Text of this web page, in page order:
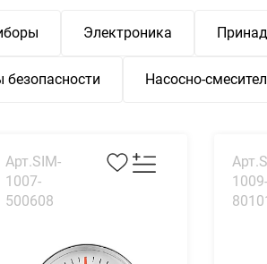
Электроника
Насосно-
Арт.SIM-
1007-
500608
1009-